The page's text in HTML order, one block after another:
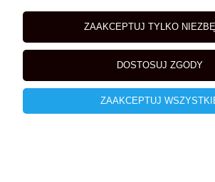
ZAAKCEPTUJ TYLKO
DOSTOSUJ ZGODY
ZAAKCEPTUJ